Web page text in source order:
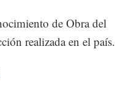
de Obra del
realizada en el país.